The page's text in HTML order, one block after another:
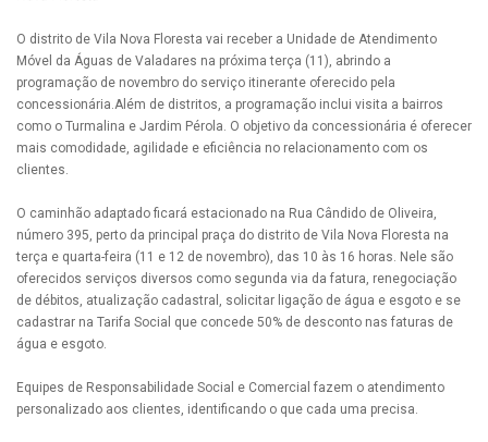
O distrito de Vila Nova Floresta vai receber a Unidade de Atendimento
Móvel da Águas de Valadares na próxima terça (11), abrindo a
programação de novembro do serviço itinerante oferecido pela
concessionária.Além de distritos, a programação inclui visita a bairros
como o Turmalina e Jardim Pérola. O objetivo da concessionária é oferecer
mais comodidade, agilidade e eficiência no relacionamento com os
clientes.
O caminhão adaptado ficará estacionado na Rua Cândido de Oliveira,
número 395, perto da principal praça do distrito de Vila Nova Floresta na
terça e quarta-feira (11 e 12 de novembro), das 10 às 16 horas. Nele são
oferecidos serviços diversos como segunda via da fatura, renegociação
de débitos, atualização cadastral, solicitar ligação de água e esgoto e se
cadastrar na Tarifa Social que concede 50% de desconto nas faturas de
água e esgoto.
Equipes de Responsabilidade Social e Comercial fazem o atendimento
personalizado aos clientes, identificando o que cada uma precisa.